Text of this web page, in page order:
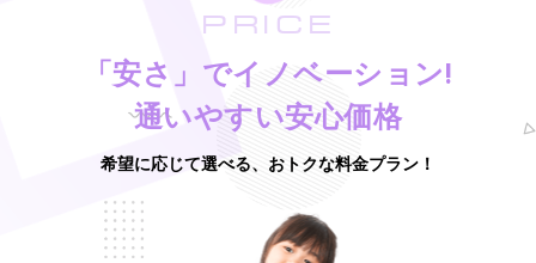
PRICE
「安さ」でイノベーション!
通いやすい安心価格
希望に応じて選べる、おトクな料金プラン！